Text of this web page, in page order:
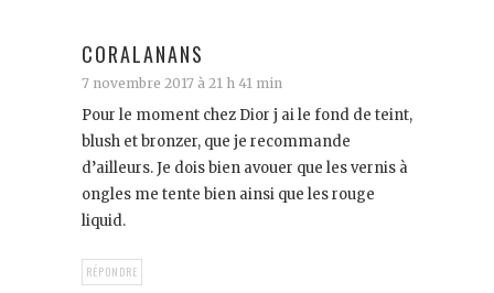
CORALANANS
7 novembre 2017 à 21 h 41 min
Pour le moment chez Dior j ai le fond de teint,
blush et bronzer, que je recommande
d’ailleurs. Je dois bien avouer que les vernis à
ongles me tente bien ainsi que les rouge
liquid.
RÉPONDRE